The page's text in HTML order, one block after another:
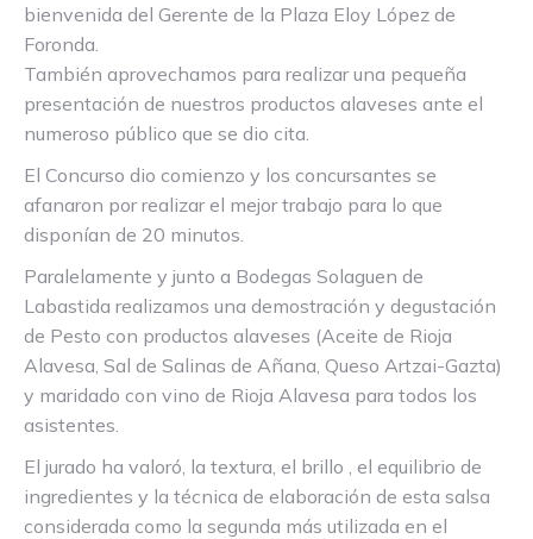
bienvenida del Gerente de la Plaza Eloy López de
Foronda.
También aprovechamos para realizar una pequeña
presentación de nuestros productos alaveses ante el
numeroso público que se dio cita.
El Concurso dio comienzo y los concursantes se
afanaron por realizar el mejor trabajo para lo que
disponían de 20 minutos.
Paralelamente y junto a Bodegas Solaguen de
Labastida realizamos una demostración y degustación
de Pesto con productos alaveses (Aceite de Rioja
Alavesa, Sal de Salinas de Añana, Queso Artzai-Gazta)
y maridado con vino de Rioja Alavesa para todos los
asistentes.
El jurado ha valoró, la textura, el brillo , el equilibrio de
ingredientes y la técnica de elaboración de esta salsa
considerada como la segunda más utilizada en el